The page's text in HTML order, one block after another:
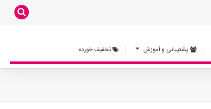
پشتیبانی و آموزش تخفیف خورده